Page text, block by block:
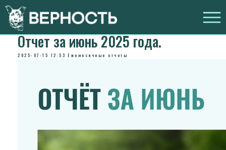
Отчет за июнь 2025 года.
2025-07-15 12:53 Ежемесячные отчеты